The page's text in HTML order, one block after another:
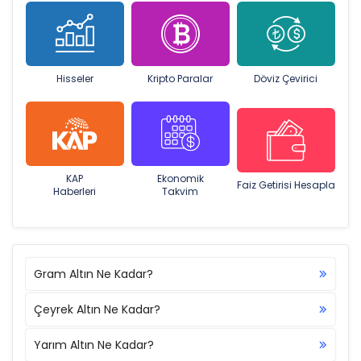
Hisseler Kripto Paralar Döviz Çevirici
KAP
Haberleri
Ekonomik
Takvim
Faiz Getirisi Hesapla
Gram Altın Ne Kadar?
Çeyrek Altın Ne Kadar?
Yarım Altın Ne Kadar?